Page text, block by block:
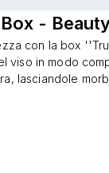
-
con la box
viso in modo
lasciandole